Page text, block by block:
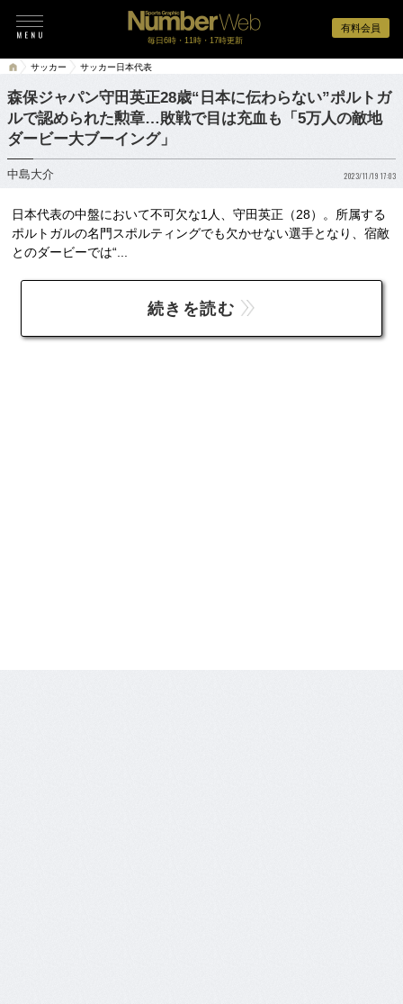
有料会員
毎日6時・11時・17時更新
サッカー サッカー日本代表
森保ジャパン守田英正28歳“日本に伝わらない”ポルトガ
ルで認められた勲章…敗戦で目は充血も「5万人の敵地
ダービー大ブーイング」
中島大介 2023/11/19 17:03
日本代表の中盤において不可欠な1人、守田英正（28）。所属する
ポルトガルの名門スポルティングでも欠かせない選手となり、宿敵
とのダービーでは“...
続きを読む